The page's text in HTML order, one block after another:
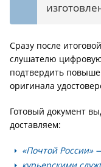
Сразу после
слушателю
подтвердить
оригинала
Готовый документ
доставляем:
«Почтой России»